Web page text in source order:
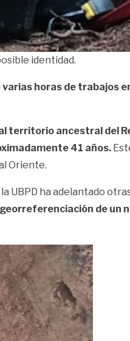
identidad.
varias horas de trabajos
territorio ancestral del
41 años.
Oriente.
UBPD ha adelantado
de un